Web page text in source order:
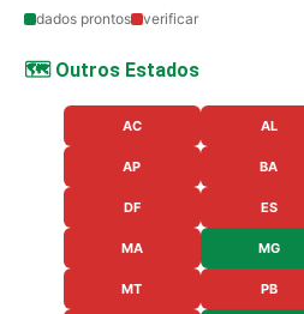
dados prontos verificar
🗺️ Outros Estados
AC AL
AP BA
DF ES
MA MG
MT PB